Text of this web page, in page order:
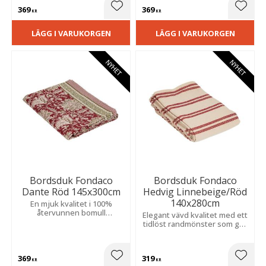
369KR Lägg till i favoriter
LÄGG I VARUKORGEN
369KR
LÄGG I VARUKORGEN
Bordsduk Fondaco
Dante Röd 145x300cm
En mjuk kvalitet i 100%
återvunnen bomull
369KR
NYHET
Lägg till i favoriter
Bordsduk Fondaco
Hedvig Linnebeige/Röd
140x280cm
Elegant vävd kvalitet med ett
tidlöst randmönster som ger
319KR
NYHET